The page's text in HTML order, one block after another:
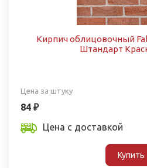
Кирпич облицовочный
Штандарт
Цена за штуку
84 ₽
Цена с доставкой
Купить